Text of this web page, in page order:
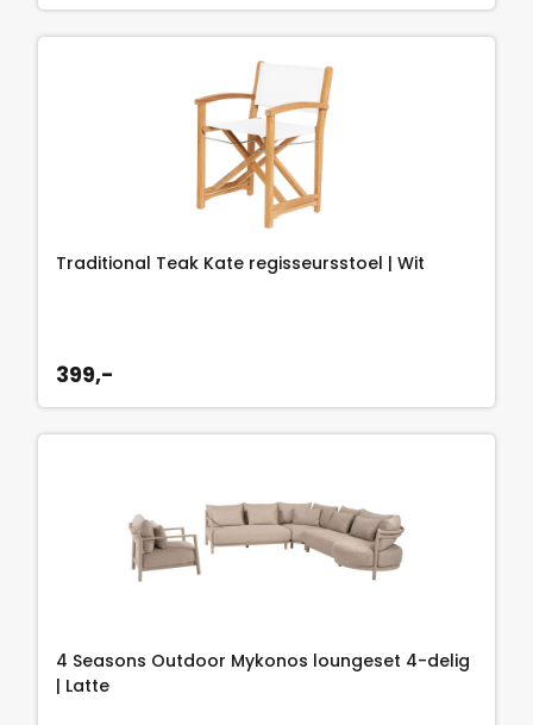
Traditional Teak Kate regisseursstoel | Wit
399,-
4 Seasons Outdoor Mykonos loungeset 4-delig
| Latte